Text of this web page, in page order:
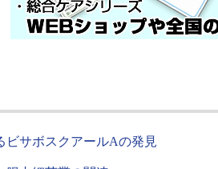
ビサボスクアールAの発見